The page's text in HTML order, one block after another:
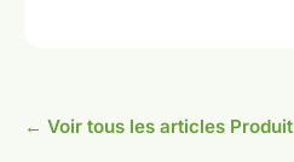
← Voir tous les articles Produit